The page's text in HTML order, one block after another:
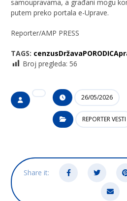
samoupravama, a građani mogu
putem preko portala e-Uprave.
Reporter/AMP PRESS
TAGS: cenzusDržavaPORODICA
Broj pregleda: 56
26/05/2026
REPORTER VESTI